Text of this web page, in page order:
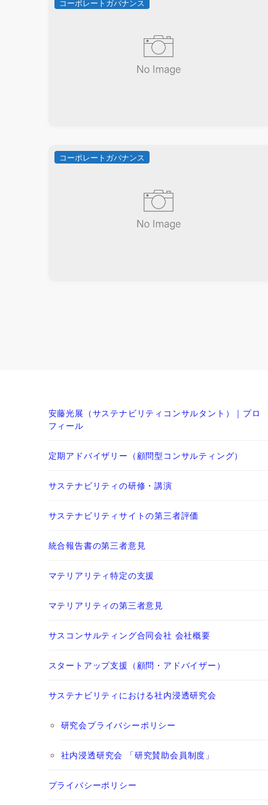
コーポレートガバナンス
コーポレートガバナンス
安藤光展（サステナビリティコンサルタント）｜プロ
フィール
定期アドバイザリー（顧問型コンサルティング）
サステナビリティの研修・講演
サステナビリティサイトの第三者評価
統合報告書の第三者意見
マテリアリティ特定の支援
マテリアリティの第三者意見
サスコンサルティング合同会社 会社概要
スタートアップ支援（顧問・アドバイザー）
サステナビリティにおける社内浸透研究会
研究会プライバシーポリシー
社内浸透研究会 「研究賛助会員制度」
プライバシーポリシー